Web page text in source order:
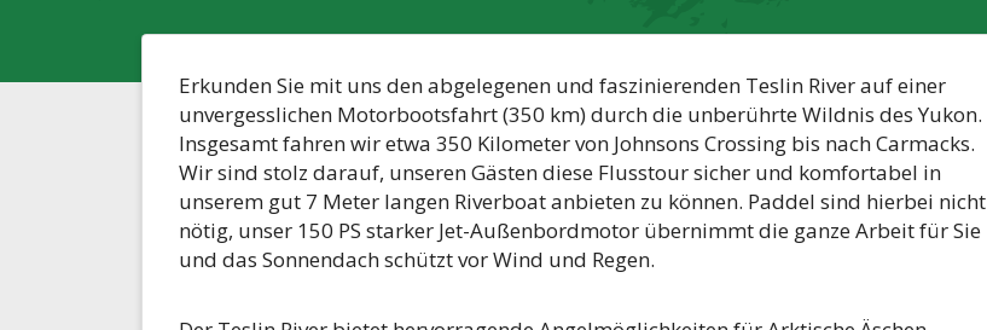
Erkunden Sie mit uns den abgelegenen und faszinierenden Teslin River auf einer
unvergesslichen Motorbootsfahrt (350 km) durch die unberührte Wildnis des Yukon.
Insgesamt fahren wir etwa 350 Kilometer von Johnsons Crossing bis nach Carmacks.
Wir sind stolz darauf, unseren Gästen diese Flusstour sicher und komfortabel in
unserem gut 7 Meter langen Riverboat anbieten zu können. Paddel sind hierbei nicht
nötig, unser 150 PS starker Jet-Außenbordmotor übernimmt die ganze Arbeit für Sie
und das Sonnendach schützt vor Wind und Regen.